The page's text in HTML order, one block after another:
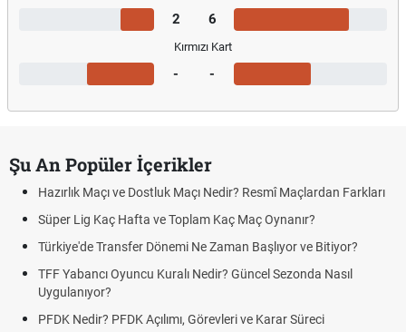
2 6
Kırmızı Kart
- -
Şu An Popüler İçerikler
Hazırlık Maçı ve Dostluk Maçı Nedir? Resmî Maçlardan Farkları
Süper Lig Kaç Hafta ve Toplam Kaç Maç Oynanır?
Türkiye'de Transfer Dönemi Ne Zaman Başlıyor ve Bitiyor?
TFF Yabancı Oyuncu Kuralı Nedir? Güncel Sezonda Nasıl
Uygulanıyor?
PFDK Nedir? PFDK Açılımı, Görevleri ve Karar Süreci